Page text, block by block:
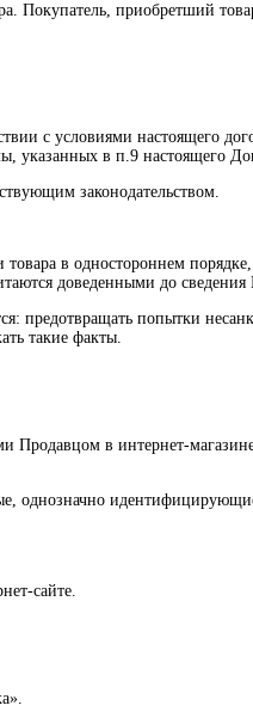
Покупатель, приобретший
с условиями настоящего
указанных в п.9 настоящего
законодательством.
в одностороннем
доведенными до
предотвращать попытки
такие факты.
Продавцом в интернет-
однозначно
сайте.